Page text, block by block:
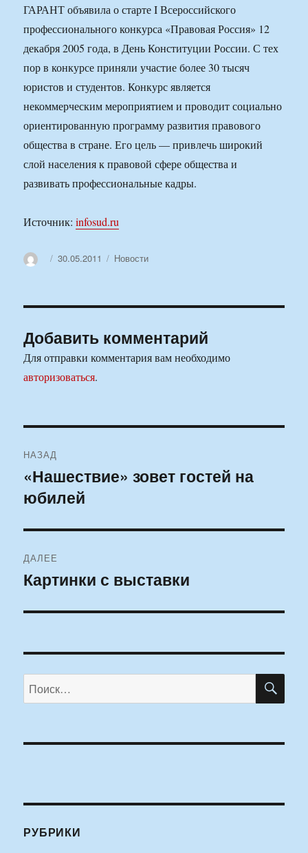
ГАРАНТ объявила о старте I Всероссийского
профессионального конкурса «Правовая Россия» 12
декабря 2005 года, в День Конституции России. С тех
пор в конкурсе приняли участие более 30 тысяч
юристов и студентов. Конкурс является
некоммерческим мероприятием и проводит социально
ориентированную программу развития правового
общества в стране. Его цель — привлечь широкий
слой населения к правовой сфере общества и
развивать профессиональные кадры.
Источник:infosud.ru
АвторОпубликовано
30.05.2011 Рубрики
Новости
Добавить комментарий
Для отправки комментария вам необходимо
авторизоваться.
по
записям
НАЗАД
Предыдущая
запись:
«Нашествие» зовет гостей на
юбилей
ДАЛЕЕ
Следующая
Картинки с выставки
Искать:
РУБРИКИ